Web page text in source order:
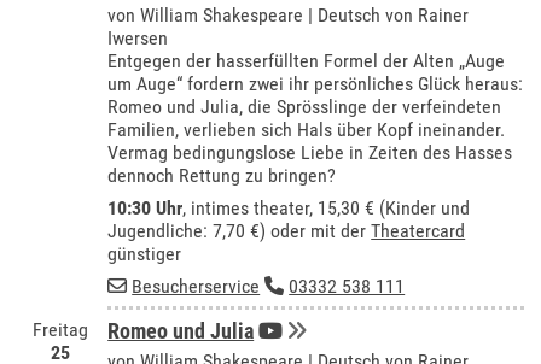
von William Shakespeare | Deutsch von Rainer
Iwersen
Entgegen der hasserfüllten Formel der Alten „Auge
um Auge“ fordern zwei ihr persönliches Glück heraus:
Romeo und Julia, die Sprösslinge der verfeindeten
Familien, verlieben sich Hals über Kopf ineinander.
Vermag bedingungslose Liebe in Zeiten des Hasses
dennoch Rettung zu bringen?
10:30 Uhr, intimes theater, 15,30 € (Kinder und
Jugendliche: 7,70 €) oder mit derTheatercard
günstiger
Besucherservice
03332 538 111
Freitag
25
Romeo und Julia